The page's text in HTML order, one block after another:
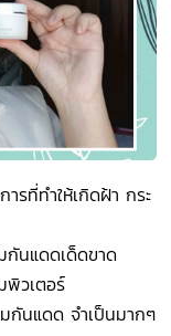
รที่ทำให้เกิดฝ้า กระ
นแดดเด็ดขาด
พิวเตอร์
กันแดด จำเป็นมากๆ